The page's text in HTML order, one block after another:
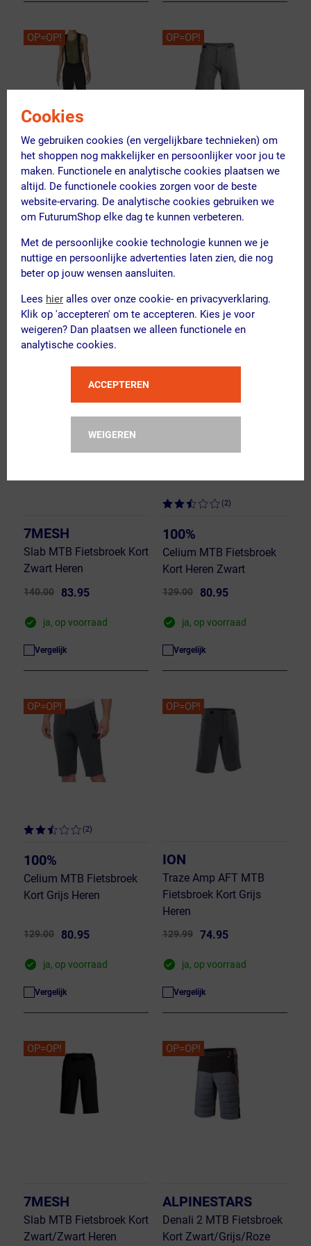
Cookies
We gebruiken cookies (en vergelijkbare technieken) om
het shoppen nog makkelijker en persoonlijker voor jou te
maken. Functionele en analytische cookies plaatsen we
altijd. De functionele cookies zorgen voor de beste
website-ervaring. De analytische cookies gebruiken we
om FuturumShop elke dag te kunnen verbeteren.
Met de persoonlijke cookie technologie kunnen we je
nuttige en persoonlijke advertenties laten zien, die nog
beter op jouw wensen aansluiten.
Lees hier alles over onze cookie- en privacyverklaring.
Klik op 'accepteren' om te accepteren. Kies je voor
weigeren? Dan plaatsen we alleen functionele en
analytische cookies.
ACCEPTEREN
WEIGEREN
OP=OP!
FOX
Flexair Ascent Cargo
MTB Fietsbroek Kort
Zwart Heren
169.99 104.95
ja, op voorraad
Vergelijk
OP=OP!
(1)
7MESH
Glidepath MTB
Heren
ja, op voorraad
Vergelijk
7MESH
Slab MTB Fietsbroek Kort
Zwart Heren
140.00 83.95
ja, op voorraad
Vergelijk
(2)
100%
Celium MTB Fietsbroek
Kort Heren Zwart
129.00 80.95
ja, op voorraad
Vergelijk
OP=OP!
(2)
100%
Celium MTB Fietsbroek
Kort Grijs Heren
129.00 80.95
ja, op voorraad
Vergelijk
OP=OP!
ION
Traze Amp AFT MTB
Fietsbroek Kort Grijs
Heren
129.99 74.95
ja, op voorraad
Vergelijk
OP=OP!
7MESH
Slab MTB Fietsbroek Kort
Zwart/Zwart Heren
OP=OP!
ALPINESTARS
Denali 2 MTB Fietsbroek
Kort Zwart/Grijs/Roze